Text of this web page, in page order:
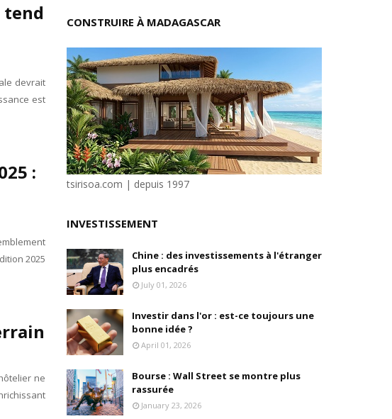
importante levée de fonds
en Afrique
de la valorisation et la désirabilité
"présence ciblée"
et de la durabilité
de Céline Dion
tend
devrait
est
:
2025
ne
CONSTRUIRE À MADAGASCAR
tsirisoa.com | depuis 1997
INVESTISSEMENT
Chine : des investissements à l'étranger
plus encadrés
July 01, 2026
Investir dans l'or : est-ce toujours une
bonne idée ?
April 01, 2026
Bourse : Wall Street se montre plus
rassurée
January 23, 2026